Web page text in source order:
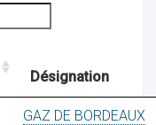
Désignation
GAZ DE BORDEAUX